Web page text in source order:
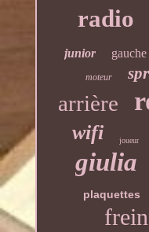
radio
junior gauche
moteur
arrière
wifi joueur
giulia
plaquettes
frein